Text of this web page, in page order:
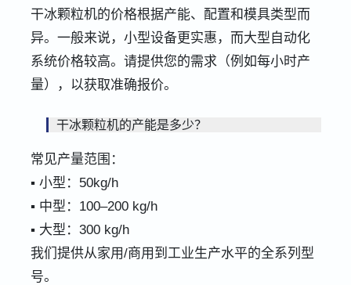
干冰颗粒机的价格根据产能、配置和模具类型而
异。一般来说，小型设备更实惠，而大型自动化
系统价格较高。请提供您的需求（例如每小时产
量），以获取准确报价。
干冰颗粒机的产能是多少？
常见产量范围：
▪ 小型：50kg/h
▪ 中型：100–200 kg/h
▪ 大型：300 kg/h
我们提供从家用/商用到工业生产水平的全系列型
号。